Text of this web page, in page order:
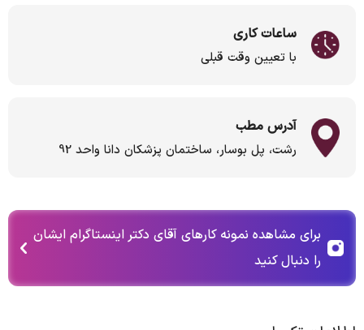
ساعات کاری
با تعیین وقت قبلی
آدرس مطب
رشت، پل بوسار، ساختمان پزشکان دانا واحد 92
برای مشاهده نمونه کارهای آقای دکتر اینستاگرام ایشان
را دنبال کنید